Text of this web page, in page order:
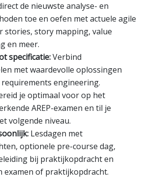
de nieuwste analyse- en
toe en oefen met actuele agile
stories, story mapping, value
en meer.
specificatie:Verbind
met waardevolle oplossingen
engineering.
je optimaal voor op het
AREP-examen en til je
volgende niveau.
Lesdagen met
optionele pre-course dag,
bij praktijkopdracht en
examen of praktijkopdracht.